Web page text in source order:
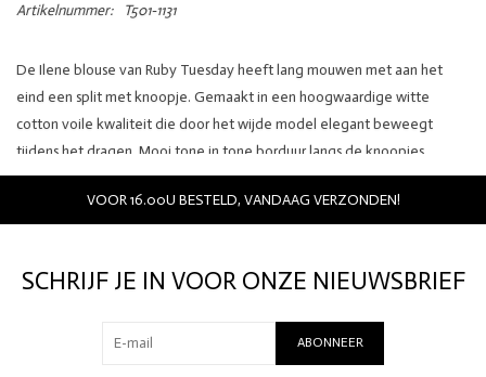
Artikelnummer: T501-1131
De Ilene blouse van Ruby Tuesday heeft lang mouwen met aan het
eind een split met knoopje. Gemaakt in een hoogwaardige witte
cotton voile kwaliteit die door het wijde model elegant beweegt
tijdens het dragen. Mooi tone in tone borduur langs de knoopjes.
Materiaal: 100% katoen
VOOR 16.00U BESTELD, VANDAAG VERZONDEN!
SCHRIJF JE IN VOOR ONZE NIEUWSBRIEF
ABONNEER